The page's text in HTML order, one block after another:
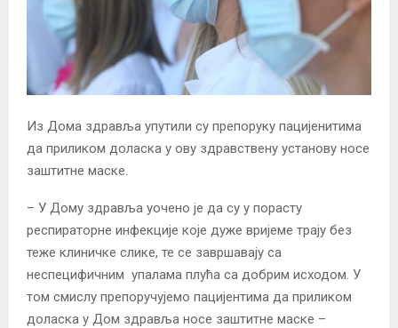
Из Дома здравља упутили су препоруку пацијенитима
да приликом доласка у ову здравствену установу носе
заштитне маске.
– У Дому здравља уочено је да су у порасту
респираторне инфекције које дуже вријеме трају без
теже клиничке слике, те се завршавају са
неспецифичним упалама плућа са добрим исходом. У
том смислу препоручујемо пацијентима да приликом
доласка у Дом здравља носе заштитне маске –